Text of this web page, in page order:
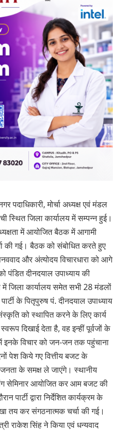
पदाधिकारी, मोर्चा अध्यक्ष एवं मंडल
स्थित जिला कार्यालय में सम्पन्न हुई।
में आयोजित बैठक में आगामी
की गई। बैठक को संबोधित करते हुए
और अंत्योदय विचारधारा को आगे
पंडित दीनदयाल उपाध्याय की
जिला कार्यालय समेत सभी 28 मंडलों
के पितृपुरुष पं. दीनदयाल उपाध्याय
को स्थापित करने के लिए कार्य
दिखाई देता है, वह इन्हीं पूर्वजों के
इनके विचार को जन-जन तक पहुंचाना
पेश किये गए वित्तीय बजट के
के समक्ष ले जाएंगे। स्थानीय
सेमिनार आयोजित कर आम बजट की
पार्टी द्वारा निर्देशित कार्यक्रम के
तय कर संगठनात्मक चर्चा की गई।
राकेश सिंह ने किया एवं धन्यवाद